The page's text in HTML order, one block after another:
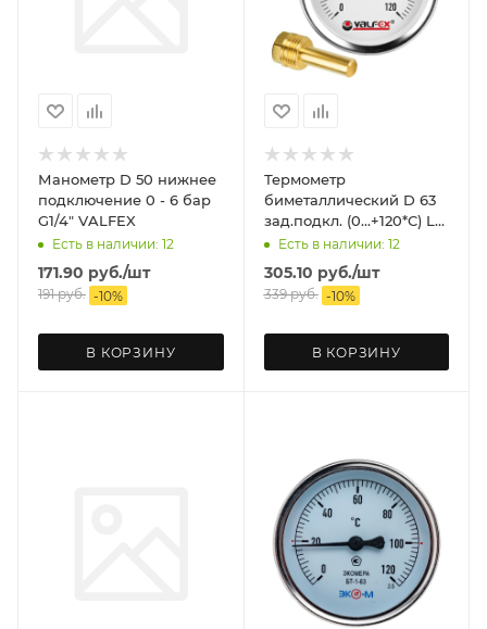
Манометр D 50 нижнее
подключение 0 - 6 бар
G1/4" VALFEX
Есть в наличии: 12
171.90 руб./шт
191руб. -10%
В КОРЗИНУ
Термометр
биметаллический D 63
зад.подкл. (0...+120*C) L
40 VALFEX
Есть в наличии: 12
305.10 руб./шт
339руб. -10%
В КОРЗИНУ